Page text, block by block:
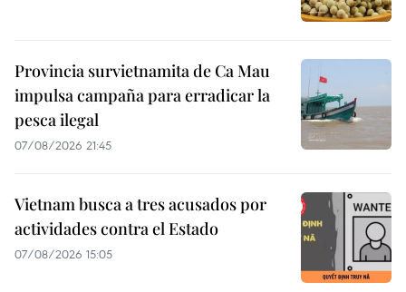
Provincia survietnamita de Ca Mau
impulsa campaña para erradicar la
pesca ilegal
07/08/2026 21:45
Vietnam busca a tres acusados por
actividades contra el Estado
07/08/2026 15:05